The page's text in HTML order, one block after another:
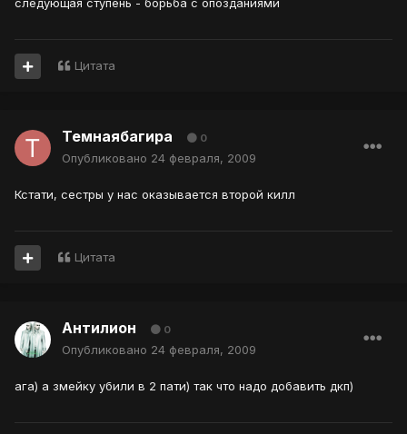
следующая ступень - борьба с опозданиями
Цитата
Темнаябагира 0
Опубликовано 24 февраля, 2009
Кстати, сестры у нас оказывается второй килл
Цитата
Антилион 0
Опубликовано 24 февраля, 2009
ага) а змейку убили в 2 пати) так что надо добавить дкп)